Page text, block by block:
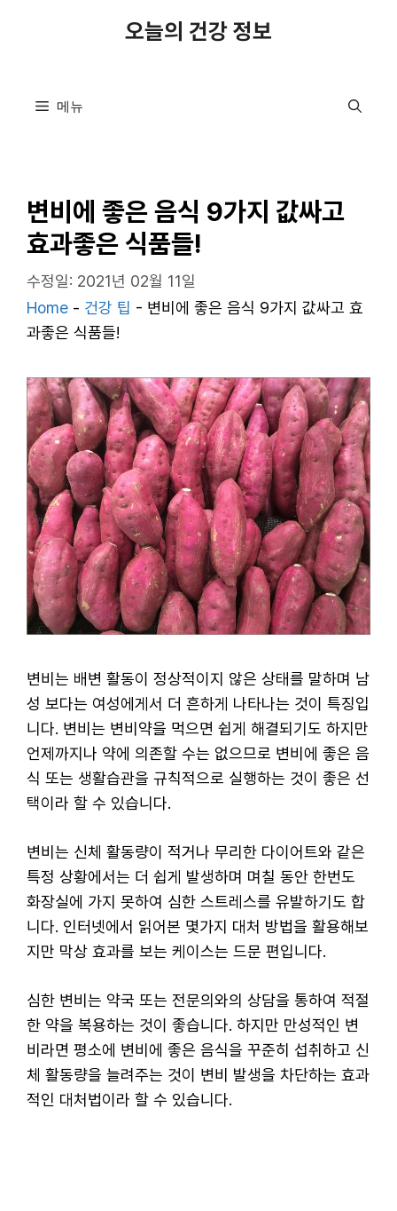
오늘의 건강 정보
메뉴
변비에 좋은 음식 9가지 값싸고
효과좋은 식품들!
수정일: 2021년 02월 11일
Home - 건강 팁 - 변비에 좋은 음식 9가지 값싸고 효
과좋은 식품들!
변비는 배변 활동이 정상적이지 않은 상태를 말하며 남
성 보다는 여성에게서 더 흔하게 나타나는 것이 특징입
니다. 변비는 변비약을 먹으면 쉽게 해결되기도 하지만
언제까지나 약에 의존할 수는 없으므로 변비에 좋은 음
식 또는 생활습관을 규칙적으로 실행하는 것이 좋은 선
택이라 할 수 있습니다.
변비는 신체 활동량이 적거나 무리한 다이어트와 같은
특정 상황에서는 더 쉽게 발생하며 며칠 동안 한번도
화장실에 가지 못하여 심한 스트레스를 유발하기도 합
니다. 인터넷에서 읽어본 몇가지 대처 방법을 활용해보
지만 막상 효과를 보는 케이스는 드문 편입니다.
심한 변비는 약국 또는 전문의와의 상담을 통하여 적절
한 약을 복용하는 것이 좋습니다. 하지만 만성적인 변
비라면 평소에 변비에 좋은 음식을 꾸준히 섭취하고 신
체 활동량을 늘려주는 것이 변비 발생을 차단하는 효과
적인 대처법이라 할 수 있습니다.